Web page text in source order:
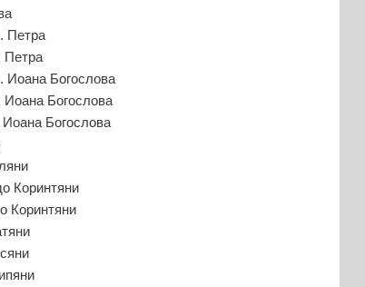
Петра
Петра
Иоана Богослова
Иоана Богослова
Богослова
Коринтяни
Коринтяни